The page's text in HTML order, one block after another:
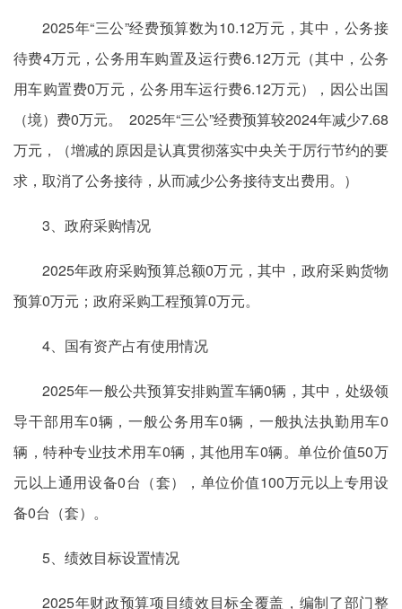
2025年“三公”经费预算数为10.12万元，其中，公务接
待费4万元，公务用车购置及运行费6.12万元（其中，公务
用车购置费0万元，公务用车运行费6.12万元），因公出国
（境）费0万元。 2025年“三公”经费预算较2024年减少7.68
万元，（增减的原因是认真贯彻落实中央关于厉行节约的要
求，取消了公务接待，从而减少公务接待支出费用。）
3、政府采购情况
2025年政府采购预算总额0万元，其中，政府采购货物
预算0万元；政府采购工程预算0万元。
4、国有资产占有使用情况
2025年一般公共预算安排购置车辆0辆，其中，处级领
导干部用车0辆，一般公务用车0辆，一般执法执勤用车0
辆，特种专业技术用车0辆，其他用车0辆。单位价值50万
元以上通用设备0台（套），单位价值100万元以上专用设
备0台（套）。
5、绩效目标设置情况
2025年财政预算项目绩效目标全覆盖，编制了部门整